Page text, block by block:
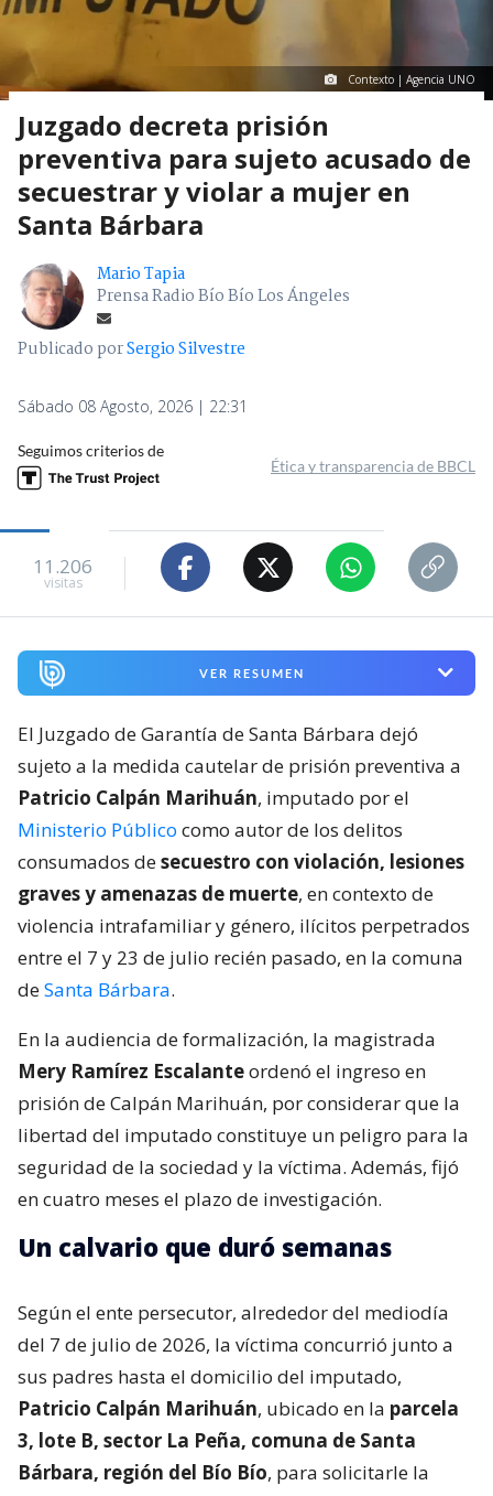
Contexto | Agencia UNO
Juzgado decreta prisión
preventiva para sujeto acusado de
secuestrar y violar a mujer en
Santa Bárbara
Mario Tapia
Prensa Radio Bío Bío Los Ángeles
Publicado porSergio Silvestre
Sábado 08 Agosto, 2026 | 22:31
Seguimos criterios de
Ética y transparencia de BBCL
11.206
visitas
VER RESUMEN
El Juzgado de Garantía de Santa Bárbara dejó
sujeto a la medida cautelar de prisión preventiva a
Patricio Calpán Marihuán, imputado por el
Ministerio Público como autor de los delitos
consumados desecuestro con violación, lesiones
graves y amenazas de muerte, en contexto de
violencia intrafamiliar y género, ilícitos perpetrados
entre el 7 y 23 de julio recién pasado, en la comuna
deSanta Bárbara.
En la audiencia de formalización, la magistrada
Mery Ramírez Escalanteordenó el ingreso en
prisión de Calpán Marihuán, por considerar que la
libertad del imputado constituye un peligro para la
seguridad de la sociedad y la víctima. Además, fijó
en cuatro meses el plazo de investigación.
Un calvario que duró semanas
Según el ente persecutor, alrededor del mediodía
del 7 de julio de 2026, la víctima concurrió junto a
sus padres hasta el domicilio del imputado,
Patricio Calpán Marihuán, ubicado en la parcela
3, lote B, sector La Peña, comuna de Santa
Bárbara, región del Bío Bío, para solicitarle la